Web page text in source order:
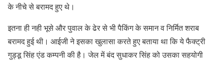
के नीचे से बरामद हुए थे।
इतना ही नही भूसे और पुवाल के ढेर से भी पैकिंग के समान व निर्मित शराब
बरामद हुई थी। आईजी ने इसका खुलासा करते हुए बताया था कि ये फैक्ट्री
गुड्डू सिंह एंड कम्पनी की है। जेल में बंद सुधाकर सिंह को उसका सहयोगी